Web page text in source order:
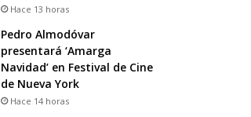
Hace 13 horas
Pedro Almodóvar
presentará ‘Amarga
Navidad’ en Festival de Cine
de Nueva York
Hace 14 horas